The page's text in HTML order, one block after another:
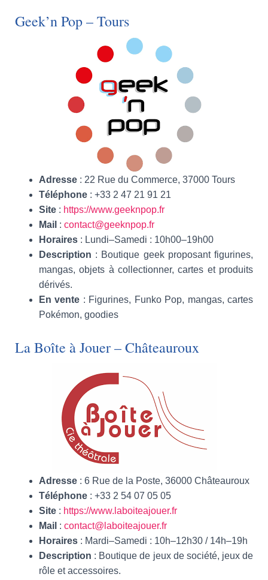
Geek’n Pop – Tours
Adresse : 22 Rue du Commerce, 37000 Tours
Téléphone : +33 2 47 21 91 21
Site : https://www.geeknpop.fr
Mail : contact@geeknpop.fr
Horaires : Lundi–Samedi : 10h00–19h00
Description : Boutique geek proposant figurines,
mangas, objets à collectionner, cartes et produits
dérivés.
En vente : Figurines, Funko Pop, mangas, cartes
Pokémon, goodies
La Boîte à Jouer – Châteauroux
Adresse : 6 Rue de la Poste, 36000 Châteauroux
Téléphone : +33 2 54 07 05 05
Site : https://www.laboiteajouer.fr
Mail : contact@laboiteajouer.fr
Horaires : Mardi–Samedi : 10h–12h30 / 14h–19h
Description : Boutique de jeux de société, jeux de
rôle et accessoires.